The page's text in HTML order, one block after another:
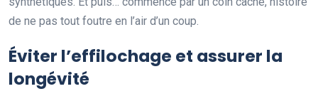
de ne pas tout foutre en l’air d’un coup.
Éviter l’effilochage et assurer la
longévité